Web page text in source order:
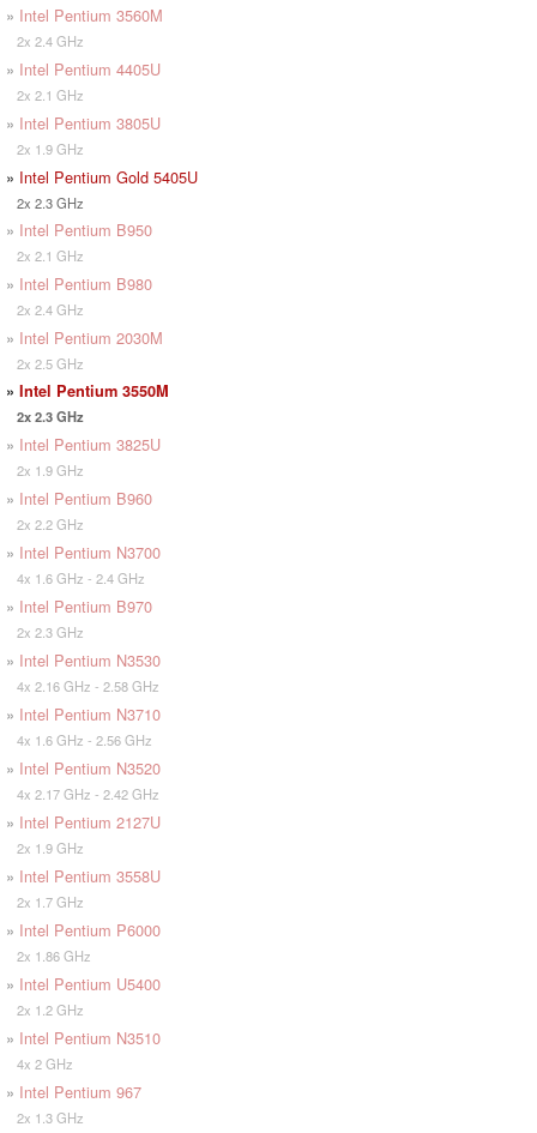
» Intel Pentium 3560M
2x 2.4 GHz
» Intel Pentium 4405U
2x 2.1 GHz
» Intel Pentium 3805U
2x 1.9 GHz
» Intel Pentium Gold 5405U
2x 2.3 GHz
» Intel Pentium B950
2x 2.1 GHz
» Intel Pentium B980
2x 2.4 GHz
» Intel Pentium 2030M
2x 2.5 GHz
» Intel Pentium 3550M
2x 2.3 GHz
» Intel Pentium 3825U
2x 1.9 GHz
» Intel Pentium B960
2x 2.2 GHz
» Intel Pentium N3700
4x 1.6 GHz - 2.4 GHz
» Intel Pentium B970
2x 2.3 GHz
» Intel Pentium N3530
4x 2.16 GHz - 2.58 GHz
» Intel Pentium N3710
4x 1.6 GHz - 2.56 GHz
» Intel Pentium N3520
4x 2.17 GHz - 2.42 GHz
» Intel Pentium 2127U
2x 1.9 GHz
» Intel Pentium 3558U
2x 1.7 GHz
» Intel Pentium P6000
2x 1.86 GHz
» Intel Pentium U5400
2x 1.2 GHz
» Intel Pentium N3510
4x 2 GHz
» Intel Pentium 967
2x 1.3 GHz